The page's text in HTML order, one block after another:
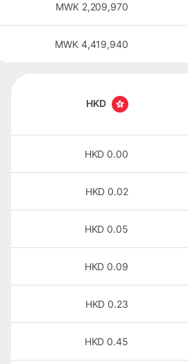
2,209,970
MWK
4,419,940
MWK
HKD
0.00
HKD
0.02
HKD
0.05
HKD
0.09
HKD
0.23
HKD
0.45
HKD